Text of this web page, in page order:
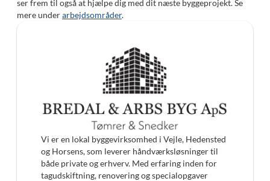
ser frem til også at hjælpe dig med dit næste byggeprojekt. Se
mere underarbejdsområder.
Vi er en lokal byggevirksomhed i Vejle, Hedensted
og Horsens, som leverer håndværksløsninger til
både private og erhverv. Med erfaring inden for
tagudskiftning, renovering og specialopgaver